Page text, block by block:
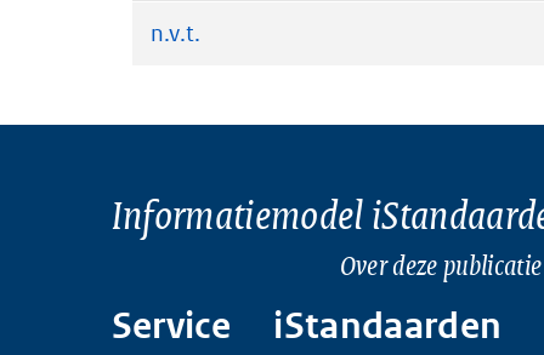
n.v.t.
Informatiemodel
Over deze publicatie
Service iStandaarden